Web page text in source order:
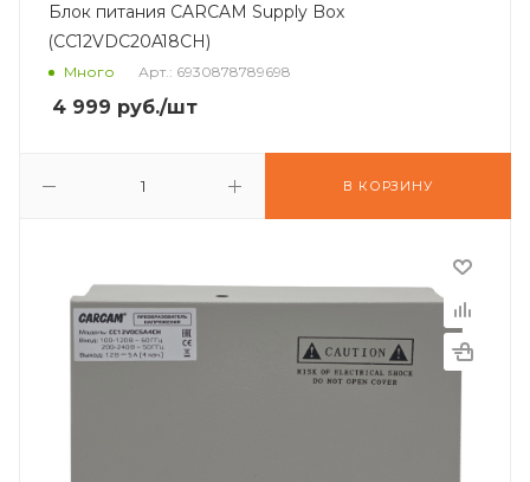
Блок питания CARCAM Supply Box
(CC12VDC20A18CH)
Много Арт.: 6930878789698
4 999 руб./шт
В КОРЗИНУ